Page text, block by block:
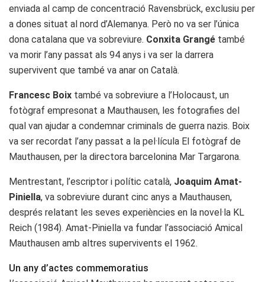
enviada al camp de concentració Ravensbrück, exclusiu per
a dones situat al nord d’Alemanya. Però no va ser l’única
dona catalana que va sobreviure. Conxita Grangé també
va morir l’any passat als 94 anys i va ser la darrera
supervivent que també va anar on Català.
Francesc Boix també va sobreviure a l’Holocaust, un
fotògraf empresonat a Mauthausen, les fotografies del
qual van ajudar a condemnar criminals de guerra nazis. Boix
va ser recordat l’any passat a la pel·lícula El fotògraf de
Mauthausen, per la directora barcelonina Mar Targarona.
Mentrestant, l’escriptor i polític català, Joaquim Amat-
Piniella, va sobreviure durant cinc anys a Mauthausen,
després relatant les seves experiències en la novel·la KL
Reich (1984). Amat-Piniella va fundar l’associació Amical
Mauthausen amb altres supervivents el 1962.
Un any d’actes commemoratius